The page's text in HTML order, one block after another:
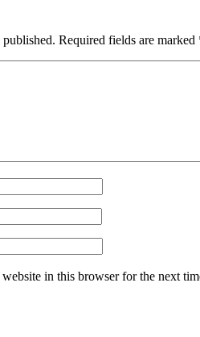
Required fields are marked
in this browser for the next